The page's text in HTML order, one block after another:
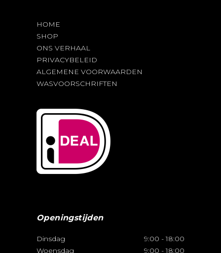
HOME
SHOP
ONS VERHAAL
PRIVACYBELEID
ALGEMENE VOORWAARDEN
WASVOORSCHRIFTEN
Openingstijden
Dinsdag 9:00 - 18:00
Woensdag
9:00 - 18:00